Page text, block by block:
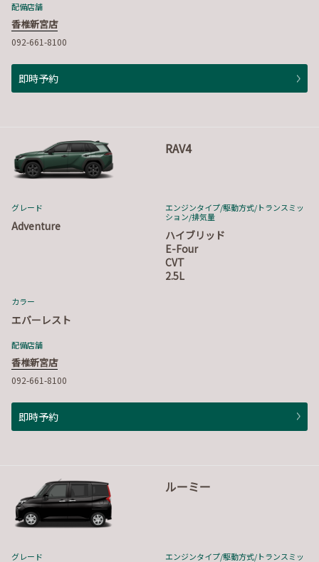
配備店舗
香椎新宮店
092-661-8100
即時予約
RAV4
グレード
Adventure
エンジンタイプ/駆動方式/トランスミッ
ション/排気量
ハイブリッド
E-Four
CVT
2.5L
カラー
エバーレスト
配備店舗
香椎新宮店
092-661-8100
即時予約
ルーミー
グレード エンジンタイプ/駆動方式/トランスミッ